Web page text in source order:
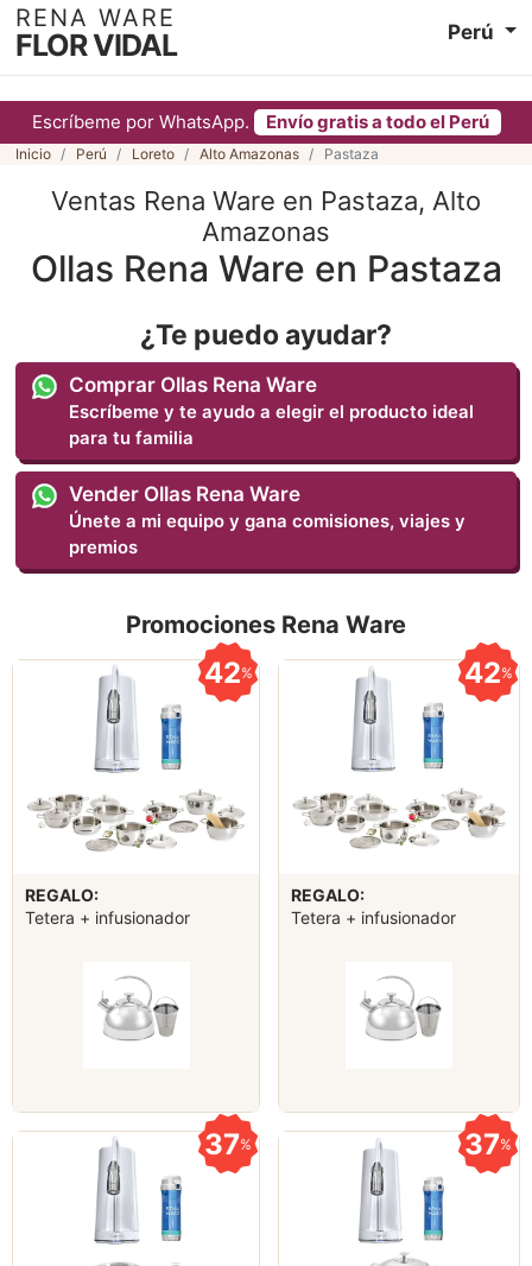
Escríbeme por WhatsApp. Envío gratis a todo el Perú
RENA WARE
FLOR VIDAL Perú
Inicio Perú Loreto Alto Amazonas Pastaza
Ventas Rena Ware en Pastaza, Alto
Amazonas
Ollas Rena Ware en Pastaza
¿Te puedo ayudar?
Comprar Ollas Rena Ware
Escríbeme y te ayudo a elegir el producto ideal
para tu familia
Vender Ollas Rena Ware
Únete a mi equipo y gana comisiones, viajes y
premios
Promociones Rena Ware
42%
REGALO:
Tetera + infusionador
42%
REGALO:
Tetera + infusionador
37% 37%